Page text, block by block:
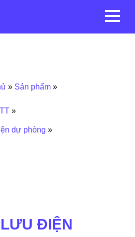
» Sản phẩm »
»
dự phòng »
ĐIỆN